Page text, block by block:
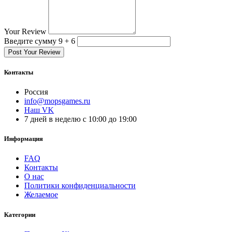
Your Review
Введите сумму 9 + 6
Post Your Review
Контакты
Россия
info@mopsgames.ru
Наш VK
7 дней в неделю с 10:00 до 19:00
Информация
FAQ
Контакты
О нас
Политики конфиденциальности
Желаемое
Категории